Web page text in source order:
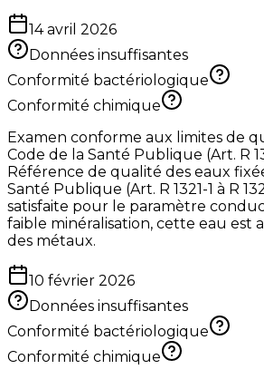
14 avril 2026
Données insuffisantes
Conformité bactériologique
Conformité chimique
Examen conforme aux limites de
Code de la Santé Publique (Art. R
Référence de qualité des eaux
Santé Publique (Art. R 1321-1 à R
satisfaite pour le paramètre
faible minéralisation, cette eau est
des métaux.
10 février 2026
Données insuffisantes
Conformité bactériologique
Conformité chimique